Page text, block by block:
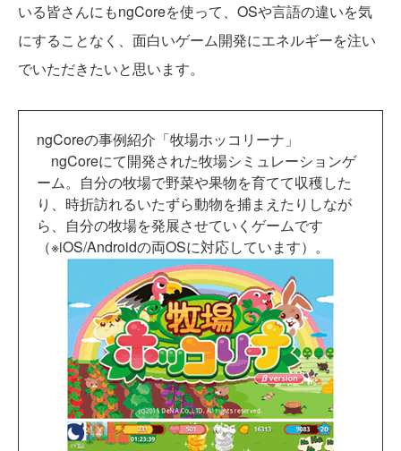
いる皆さんにもngCoreを使って、OSや言語の違いを気
にすることなく、面白いゲーム開発にエネルギーを注い
でいただきたいと思います。
ngCoreの事例紹介「牧場ホッコリーナ」
ngCoreにて開発された牧場シミュレーションゲ
ーム。自分の牧場で野菜や果物を育てて収穫した
り、時折訪れるいたずら動物を捕まえたりしなが
ら、自分の牧場を発展させていくゲームです
（※iOS/Androidの両OSに対応しています）。